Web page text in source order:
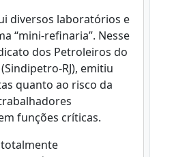
diversos laboratórios e
“mini-refinaria”. Nesse
dos Petroleiros do
RJ), emitiu
quanto ao risco da
funções críticas.
totalmente